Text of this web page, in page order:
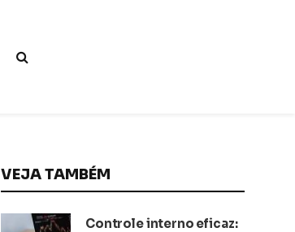
VEJA TAMBÉM
Controle interno eficaz: